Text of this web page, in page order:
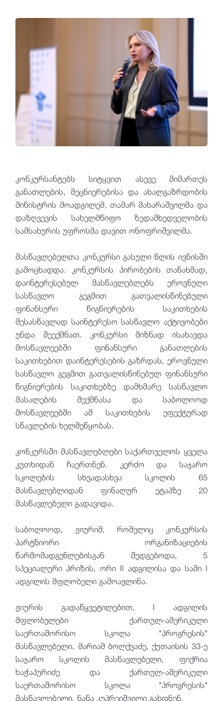
კონკურსანტებს სიტყვით ასევე მიმართეს
განათლების, მეცნიერებისა და ახალგაზრდობის
მინისტრის მოადგილემ, თამარ მახარაშვილმა და
დაზღვევის სახელმწიფო ზედამხედველობის
სამსახურის უფროსმა დავით ონოფრიშვილმა.
მასწავლებელთა კონკურსი გასული წლის ივნისში
გამოცხადდა. კონკურსის პირობების თანახმად,
დაინტერესებულ მასწავლებლებს ეროვნული
სასწავლო გეგმით გათვალისწინებული
ფინანსური წიგნიერების საკითხების
შესასწავლად საინტერესო სასწავლო აქტივობები
უნდა შეექმნათ. კონკურსი მიზნად ისახავდა
მოსწავლეებში ფინანსური განათლების
საკითხებით დაინტერესების გაზრდას, ეროვნული
სასწავლო გეგმით გათვალისწინებულ ფინანსური
წიგნიერების საკითხებზე დამხმარე სასწავლო
მასალების შექმნასა და საბოლოოდ
მოსწავლეებში ამ საკითხების ეფექტურად
სწავლების ხელშეწყობას.
კონკურსში მასწავლებლები საქართველოს ყველა
კუთხიდან ჩაერთნენ. კერძო და საჯარო
სკოლების სხვადასხვა სკოლის 65
მასწავლებლიდან ფინალურ ეტაპზე 20
მასწავლებელი გადავიდა.
საბოლოოდ, ჟიურიმ, რომელიც კონკურსის
პარტნიორი ორგანიზაციების
წარმომადგენლებისგან შედგებოდა, 5
სპეციალური პრიზის, ორი II ადგილისა და სამი I
ადგილის მფლობელი გამოავლინა.
ჟიურის გადაწყვეტილებით, I ადგილის
მფლობელები ქართულ-ამერიკული
საერთაშორისო სკოლა "პროგრესის"
მასწავლებელი, მარიამ ბოლქვაძე, ქუთაისის 33-ე
საჯარო სკოლის მასწავლებელი, ფიქრია
ხაჭაპურიძე და ქართულ-ამერიკული
საერთაშორისო სკოლა "პროგრესის"
მასწავლებელი, ნანა კუპრეიშვილი გახდნენ.